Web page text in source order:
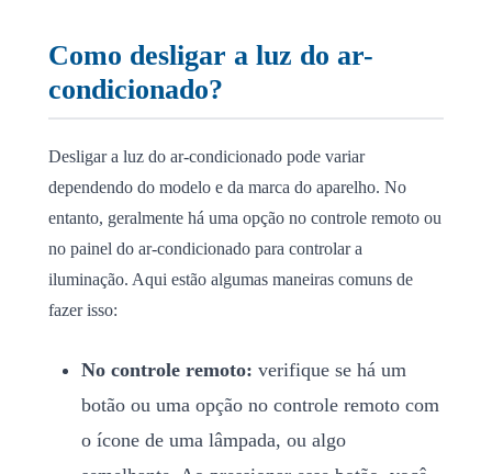
Como desligar a luz do ar-
condicionado?
Desligar a luz do ar-condicionado pode variar
dependendo do modelo e da marca do aparelho. No
entanto, geralmente há uma opção no controle remoto ou
no painel do ar-condicionado para controlar a
iluminação. Aqui estão algumas maneiras comuns de
fazer isso:
No controle remoto: verifique se há um
botão ou uma opção no controle remoto com
o ícone de uma lâmpada, ou algo